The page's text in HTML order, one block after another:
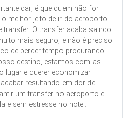
dar, é que quem não for
melhor jeito de ir do aeroporto
transfer. O transfer acaba saindo
mais seguro, e não é preciso
de perder tempo procurando
destino, estamos com as
lugar e querer economizar
resultando em dor de
um transfer no aeroporto e
e sem estresse no hotel.